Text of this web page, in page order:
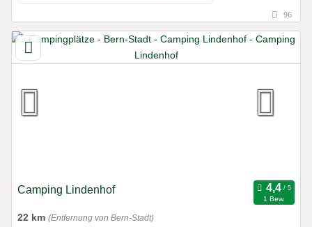
96
Camping Lindenhof
1 Bew.
22 km (Entfernung von Bern-Stadt)